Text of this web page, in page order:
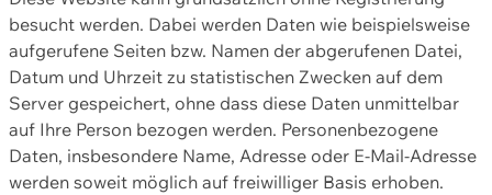
besucht werden. Dabei werden Daten wie beispielsweise
aufgerufene Seiten bzw. Namen der abgerufenen Datei,
Datum und Uhrzeit zu statistischen Zwecken auf dem
Server gespeichert, ohne dass diese Daten unmittelbar
auf Ihre Person bezogen werden. Personenbezogene
Daten, insbesondere Name, Adresse oder E-Mail-Adresse
werden soweit möglich auf freiwilliger Basis erhoben.